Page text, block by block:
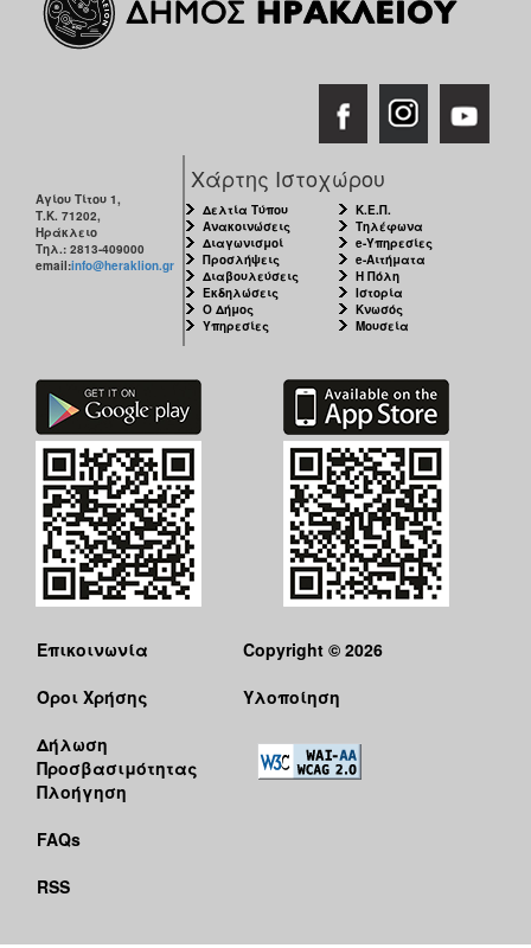
Αγίου Τίτου 1,
Τ.Κ. 71202,
Ηράκλειο
Τηλ.: 2813-409000
email:info@heraklion.gr
Χάρτης Ιστοχώρου
Δελτία Τύπου
Ανακοινώσεις
Διαγωνισμοί
Προσλήψεις
Διαβουλεύσεις
Εκδηλώσεις
Ο Δήμος
Υπηρεσίες
Κ.Ε.Π.
Τηλέφωνα
e-Υπηρεσίες
e-Αιτήματα
Η Πόλη
Ιστορία
Κνωσός
Μουσεία
Επικοινωνία
Όροι Χρήσης
Δήλωση
Προσβασιμότητας
Πλοήγηση
FAQs
RSS
Copyright © 2026
Υλοποίηση